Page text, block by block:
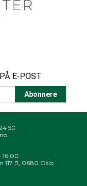
E-POST
50
16:00
117 B, 0680 Oslo